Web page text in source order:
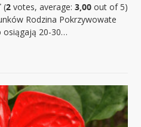
(2votes, average: 3,00out of 5)
Rodzina Pokrzywowate
osiągają 20-30…